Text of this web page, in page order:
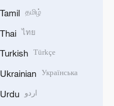
Tamil தமிழ்
Thai ไทย
Turkish Türkçe
Ukrainian Українська
Urdu اردو